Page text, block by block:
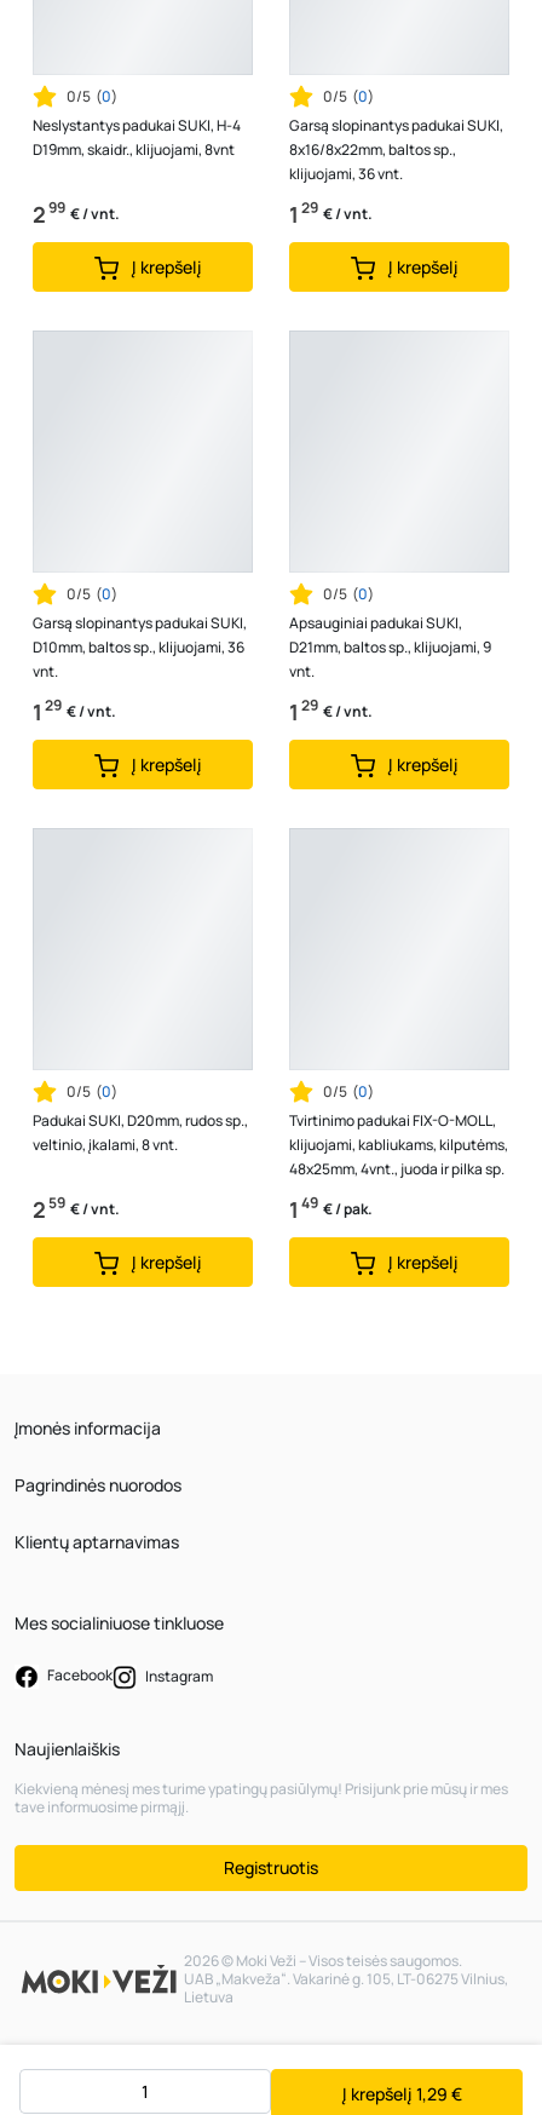
Į krepšelį 1,29 €
0/5 (0)
Neslystantys padukai SUKI, H-4
D19mm, skaidr., klijuojami, 8vnt
299 € / vnt.
Į krepšelį
0/5 (0)
Garsą slopinantys padukai SUKI,
8x16/8x22mm, baltos sp.,
klijuojami, 36 vnt.
1 29 € / vnt.
Į krepšelį
0/5 (0)
Garsą slopinantys padukai SUKI,
D10mm, baltos sp., klijuojami, 36
vnt.
1 29 € / vnt.
Į krepšelį
0/5 (0)
Apsauginiai padukai SUKI,
D21mm, baltos sp., klijuojami, 9
vnt.
1 29 € / vnt.
Į krepšelį
0/5 (0)
Padukai SUKI, D20mm, rudos sp.,
veltinio, įkalami, 8 vnt.
259 € / vnt.
Į krepšelį
0/5 (0)
Tvirtinimo padukai FIX-O-MOLL,
klijuojami, kabliukams, kilputėms,
48x25mm, 4vnt., juoda ir pilka sp.
1 49 € / pak.
Į krepšelį
Įmonės informacija
Pagrindinės nuorodos
Klientų aptarnavimas
Mes socialiniuose tinkluose
Facebook Instagram
Naujienlaiškis
Kiekvieną mėnesį mes turime ypatingų pasiūlymų! Prisijunk prie mūsų ir mes
tave informuosime pirmąjį.
Registruotis
2026 © Moki Veži – Visos teisės saugomos.
UAB „Makveža“. Vakarinė g. 105, LT-06275 Vilnius,
Lietuva